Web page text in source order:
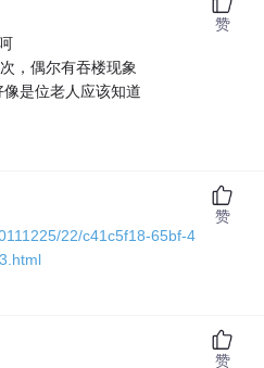
，偶尔有吞楼现象
是位老人应该知道
赞
22/c41c5f18-65bf-4
赞
赞